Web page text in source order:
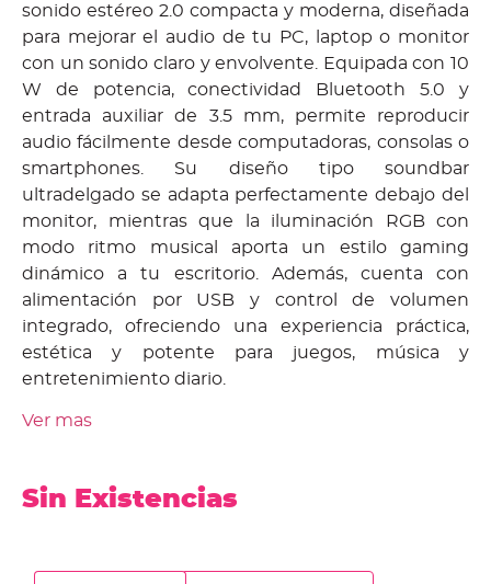
sonido estéreo 2.0 compacta y moderna, diseñada
para mejorar el audio de tu PC, laptop o monitor
con un sonido claro y envolvente. Equipada con 10
W de potencia, conectividad Bluetooth 5.0 y
entrada auxiliar de 3.5 mm, permite reproducir
audio fácilmente desde computadoras, consolas o
smartphones. Su diseño tipo soundbar
ultradelgado se adapta perfectamente debajo del
monitor, mientras que la iluminación RGB con
modo ritmo musical aporta un estilo gaming
dinámico a tu escritorio. Además, cuenta con
alimentación por USB y control de volumen
integrado, ofreciendo una experiencia práctica,
estética y potente para juegos, música y
entretenimiento diario.
Ver mas
Sin Existencias